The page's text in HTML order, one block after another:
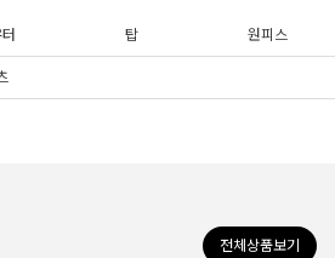
탑 원피스
전체상품보기